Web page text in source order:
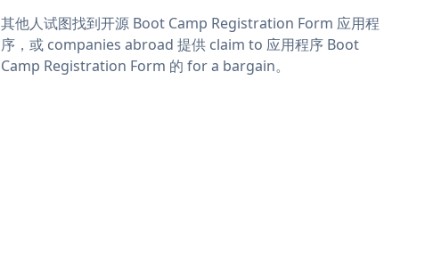
其他人试图找到开源 Boot Camp Registration Form 应用程
序，或 companies abroad 提供 claim to 应用程序 Boot
Camp Registration Form 的 for a bargain。